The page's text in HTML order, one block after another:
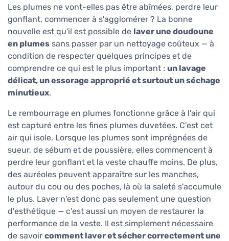
Les plumes ne vont-elles pas être abîmées, perdre leur
gonflant, commencer à s'agglomérer ? La bonne
nouvelle est qu'il est possible de laver une doudoune
en plumes sans passer par un nettoyage coûteux — à
condition de respecter quelques principes et de
comprendre ce qui est le plus important : un lavage
délicat, un essorage approprié et surtout un séchage
minutieux.
Le rembourrage en plumes fonctionne grâce à l'air qui
est capturé entre les fines plumes duvetées. C'est cet
air qui isole. Lorsque les plumes sont imprégnées de
sueur, de sébum et de poussière, elles commencent à
perdre leur gonflant et la veste chauffe moins. De plus,
des auréoles peuvent apparaître sur les manches,
autour du cou ou des poches, là où la saleté s'accumule
le plus. Laver n'est donc pas seulement une question
d'esthétique — c'est aussi un moyen de restaurer la
performance de la veste. Il est simplement nécessaire
de savoir comment laver et sécher correctement une